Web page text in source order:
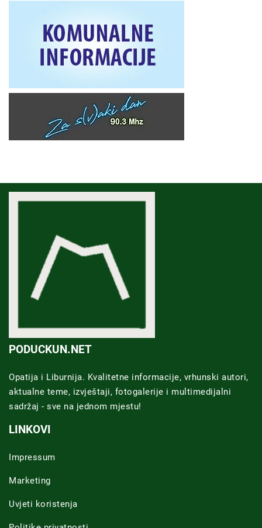
PODUCKUN.NET
Opatija i Liburnija. Kvalitetne informacije, vrhunski autori,
aktualne teme, izvještaji, fotogalerije i multimedijalni
sadržaj - sve na jednom mjestu!
LINKOVI
Impressum
Marketing
Uvjeti koristenja